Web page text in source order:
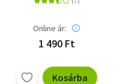
Online ár:
1 490 Ft
Kosárba